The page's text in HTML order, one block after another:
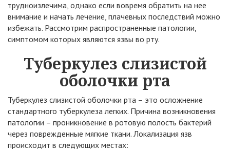
трудноизлечима, однако если вовремя обратить на нее
внимание и начать лечение, плачевных последствий можно
избежать. Рассмотрим распространенные патологии,
симптомом которых являются язвы во рту.
Туберкулез слизистой
оболочки рта
Туберкулез слизистой оболочки рта – это осложнение
стандартного туберкулеза легких. Причина возникновения
патологии – проникновение в ротовую полость бактерий
через поврежденные мягкие ткани. Локализация язв
происходит в следующих местах: